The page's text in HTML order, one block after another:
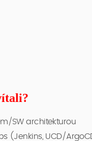
SW architekturou
(Jenkins, UCD/